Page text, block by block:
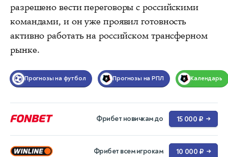
разрешено вести переговоры с российскими
командами, и он уже проявил готовность
активно работать на российском трансферном
рынке.
Прогнозы на футбол Прогнозы на РПЛ Календарь
Фрибет новичкам до 15 000 ₽ →
Фрибет всем игрокам 10 000 ₽ →